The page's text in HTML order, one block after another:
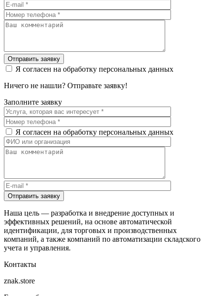
Отправить заявку
Я согласен на обработку персональных данных
Ничего не нашли? Отправьте заявку!
Заполните заявку
Я согласен на обработку персональных данных
Отправить заявку
Наша цель — разработка и внедрение доступных и
эффективных решений, на основе автоматической
идентификации, для торговых и производственных
компаний, а также компаний по автоматизации складского
учета и управления.
Контакты
znak.store